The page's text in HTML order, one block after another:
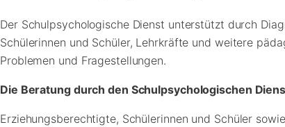
Der Schulpsychologische Dienst unterstützt durch
Schülerinnen und Schüler, Lehrkräfte und weitere
Problemen und Fragestellungen.
Die Beratung durch den Schulpsychologischen
Erziehungsberechtigte, Schülerinnen und Schüler